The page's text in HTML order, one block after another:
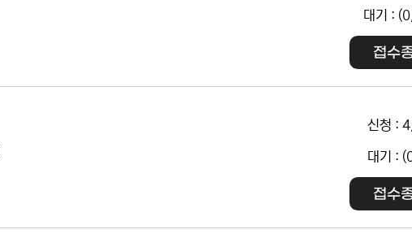
대기 :
접수
신청 :
대기 :
접수